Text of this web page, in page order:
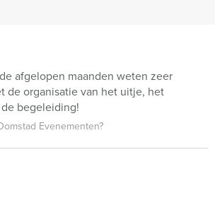
afgelopen maanden weten zeer
de organisatie van het uitje, het
begeleiding!
Evenementen?